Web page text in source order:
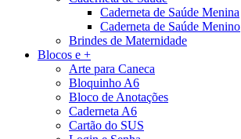
Caderneta de Saúde Menina
Caderneta de Saúde Menino
Brindes de Maternidade
Blocos e +
Arte para Caneca
Bloquinho A6
Bloco de Anotações
Caderneta A6
Cartão do SUS